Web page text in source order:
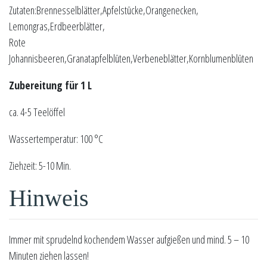
Zutaten:Brennesselblätter,Apfelstücke,Orangenecken,
Lemongras,Erdbeerblätter,
Rote
Johannisbeeren,Granatapfelblüten,Verbeneblätter,Kornblumenblüten
Zubereitung für 1 L
ca. 4-5 Teelöffel
Wassertemperatur: 100 °C
Ziehzeit: 5-10 Min.
Hinweis
Immer mit sprudelnd kochendem Wasser aufgießen und mind. 5 – 10
Minuten ziehen lassen!